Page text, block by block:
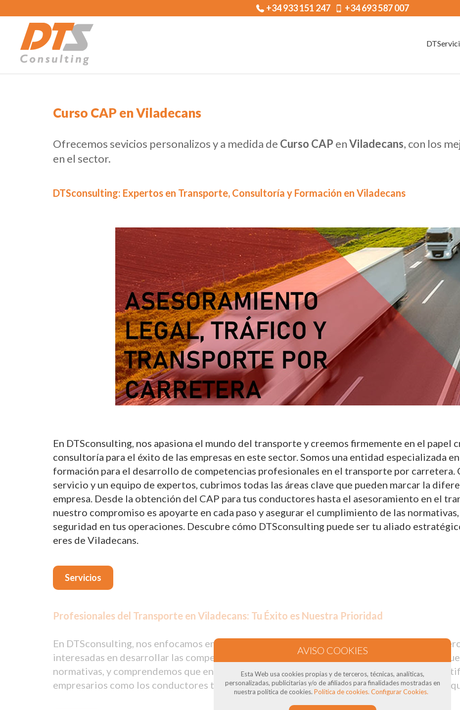
+34 933 151 247 +34 693 587 007
Curso CAP en Viladecans
Ofrecemos sevicios personalizos y a medida de Curso CAP enViladecans, con los
en el sector.
DTSconsulting: Expertos en Transporte, Consultoría y Formación en Viladecans
En DTSconsulting, nos apasiona el mundo del transporte y creemos firmemente en el papel
consultoría para el éxito de las empresas en este sector. Somos una entidad especializada
formación para el desarrollo de competencias profesionales en el transporte por carretera.
servicio y un equipo de expertos, cubrimos todas las áreas clave que pueden marcar la
empresa. Desde la obtención del CAP para tus conductores hasta el asesoramiento en el
nuestro compromiso es apoyarte en cada paso y asegurar el cumplimiento de las
seguridad en tus operaciones. Descubre cómo DTSconsulting puede ser tu aliado
eres de Viladecans.
Servicios
Profesionales del Transporte en Viladecans: Tu Éxito es Nuestra Prioridad
En DTSconsulting, nos enfocamos en proporcionar servicios de consultoría y formación
interesadas en desarrollar las competencias profesionales del transporte por carretera.
normativas, y comprendemos que en ocasiones pueden surgir incumplimientos, ya sean
empresarios como los conductores tienen derecho a reclamaciones y defensa, y estamos
Esta Web usa cookies propias y de terceros, técnicas, analíticas,
personalizadas, publicitarias y/o de afiliados para finalidades mostradas en
nuestra política de cookies. Política de cookies. Configurar Cookies.